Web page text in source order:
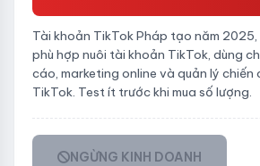
Tài khoản TikTok Pháp tạo năm 2025,
phù hợp nuôi tài khoản TikTok, dùng
cáo, marketing online và quản lý
TikTok. Test ít trước khi mua số lượng.
NGỪNG KINH DOANH